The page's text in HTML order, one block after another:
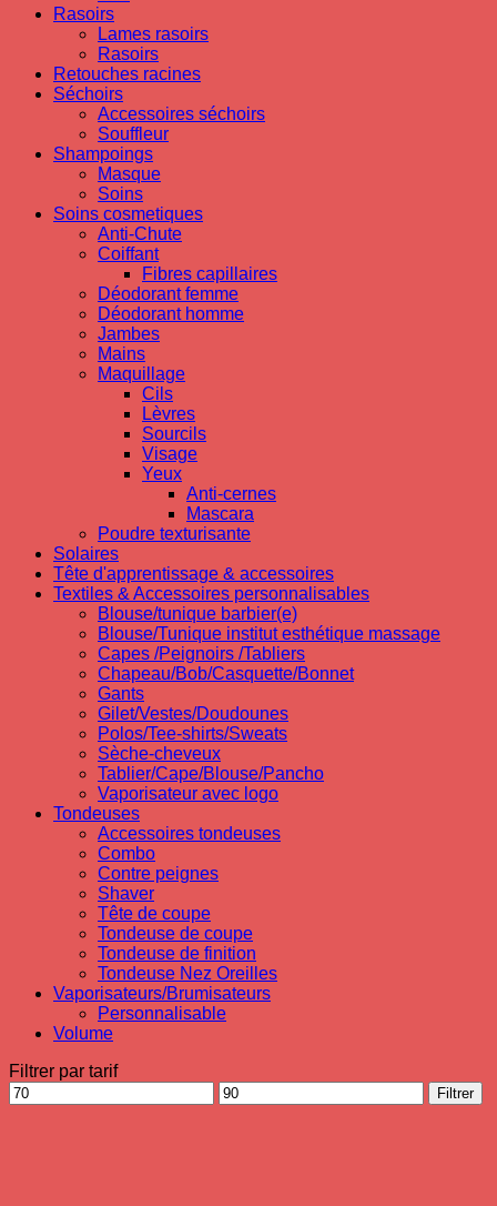
Rasoirs
Lames rasoirs
Rasoirs
Retouches racines
Séchoirs
Accessoires séchoirs
Souffleur
Shampoings
Masque
Soins
Soins cosmetiques
Anti-Chute
Coiffant
Fibres capillaires
Déodorant femme
Déodorant homme
Jambes
Mains
Maquillage
Cils
Lèvres
Sourcils
Visage
Yeux
Anti-cernes
Mascara
Poudre texturisante
Solaires
Tête d'apprentissage & accessoires
Textiles & Accessoires personnalisables
Blouse/tunique barbier(e)
Blouse/Tunique institut esthétique massage
Capes /Peignoirs /Tabliers
Chapeau/Bob/Casquette/Bonnet
Gants
Gilet/Vestes/Doudounes
Polos/Tee-shirts/Sweats
Sèche-cheveux
Tablier/Cape/Blouse/Pancho
Vaporisateur avec logo
Tondeuses
Accessoires tondeuses
Combo
Contre peignes
Shaver
Tête de coupe
Tondeuse de coupe
Tondeuse de finition
Tondeuse Nez Oreilles
Vaporisateurs/Brumisateurs
Personnalisable
Volume
Filtrer par tarif
Prix
min
Prix
max
Filtrer